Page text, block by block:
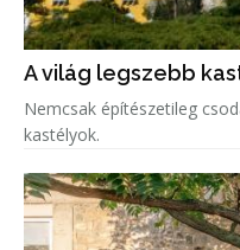
A világ legszebb
Nemcsak építészetileg
kastélyok.